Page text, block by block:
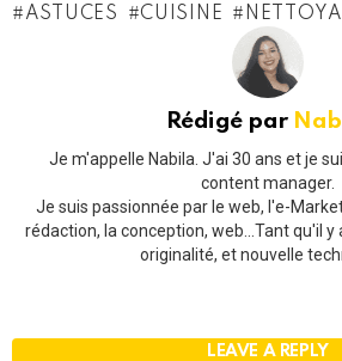
ASTUCES CUISINE
Rédigé par
Je m'appelle Nabila. J'ai 30 ans et je
content manager.
Je suis passionnée par le web, l'e-
rédaction, la conception, web...Tant qu'il
originalité, et nouvelle
LEAVE A REPLY